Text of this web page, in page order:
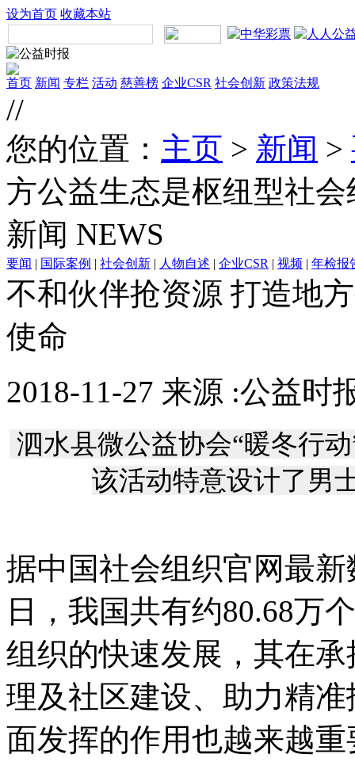
设为首页 收藏本站
首页 新闻 专栏 活动 慈善榜 企业CSR 社会创新 政策法规
//
您的位置： 主页 > 新闻 >
方公益生态是枢纽型社
新闻 NEWS
要闻 | 国际案例 | 社会创新 | 人物自述 | 企业CSR | 视频 | 年检报
不和伙伴抢资源 打造地
使命
2018-11-27 来源 :公益时
泗水县微公益协会“暖冬行
该活动特意设计了男
据中国社会组织官网最
日，我国共有约80.68万
组织的快速发展，其在
理及社区建设、助力精
面发挥的作用也越来越重